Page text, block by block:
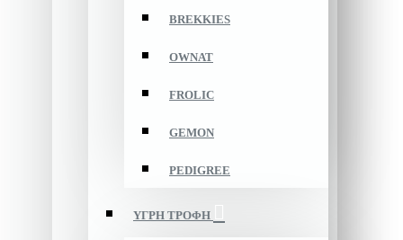
BREKKIES
OWNAT
FROLIC
GEMON
PEDIGREE
ΥΓΡΗ ΤΡΟΦΗ